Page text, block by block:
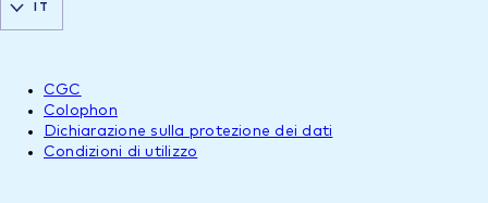
CGC
Colophon
Dichiarazione sulla protezione dei dati
Condizioni di utilizzo
IT